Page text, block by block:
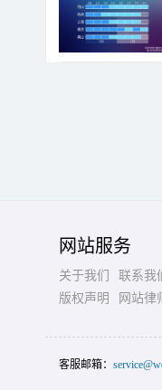
网站服务
关于我们 联系我
版权声明
网站律
客服邮箱：